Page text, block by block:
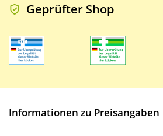
Geprüfter Shop
Informationen zu Preisangaben